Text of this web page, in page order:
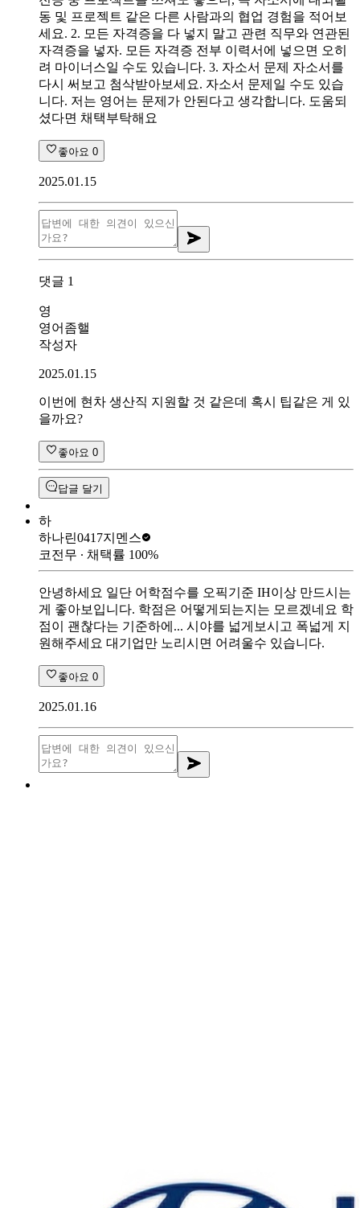
동 및 프로젝트 같은 다른 사람과의 협업 경험을 적어보
세요. 2. 모든 자격증을 다 넣지 말고 관련 직무와 연관된
자격증을 넣자. 모든 자격증 전부 이력서에 넣으면 오히
려 마이너스일 수도 있습니다. 3. 자소서 문제 자소서를
다시 써보고 첨삭받아보세요. 자소서 문제일 수도 있습
니다. 저는 영어는 문제가 안된다고 생각합니다. 도움되
셨다면 채택부탁해요
좋아요 0
2025.01.15
댓글 1
영
영어좀핼
작성자
2025.01.15
이번에 현차 생산직 지원할 것 같은데 혹시 팁같은 게 있
을까요?
좋아요 0
답글 달기
하
하나린0417지멘스
코전무 ∙ 채택률 100%
안녕하세요 일단 어학점수를 오픽기준 IH이상 만드시는
게 좋아보입니다. 학점은 어떻게되는지는 모르겠네요 학
점이 괜찮다는 기준하에... 시야를 넓게보시고 폭넓게 지
원해주세요 대기업만 노리시면 어려울수 있습니다.
좋아요 0
2025.01.16